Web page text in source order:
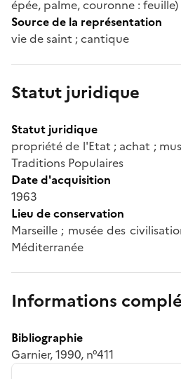
épée, palme, couronne : feuille)
Source de la représentation
vie de saint ; cantique
Statut juridique
Statut juridique
propriété de l'Etat ; achat ;
Traditions Populaires
Date d'acquisition
1963
Lieu de conservation
Marseille ; musée des
Méditerranée
Informations
Bibliographie
Garnier, 1990, n°411